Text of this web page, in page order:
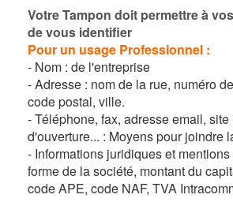
Votre Tampon doit permettre à
de vous identifier
Pour un usage Professionnel :
- Nom : de l'entreprise
-Adresse : nom de la rue, numéro
code postal, ville.
-Téléphone, fax, adresse email,
d'ouverture... : Moyens pour joindre
- Informations juridiques et
forme de la société, montant du
code APE, code NAF, TVA